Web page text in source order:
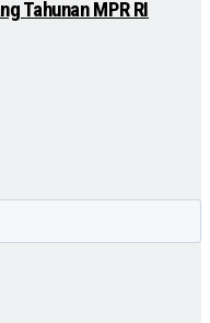
Tahunan MPR RI